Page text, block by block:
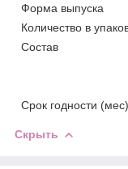
Форма выпуска
Количество в
Состав
Срок годности (мес)
Скрыть